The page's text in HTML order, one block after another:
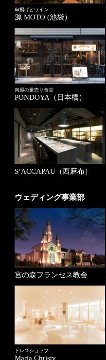
串揚げとワイン
源 MOTO (池袋）
肉屋の量売り食堂
PONDOYA（日本橋）
S’ACCAPAU（西麻布）
ウェディング事業部
宮の森フランセス教会
ドレスショップ
Maria Christy